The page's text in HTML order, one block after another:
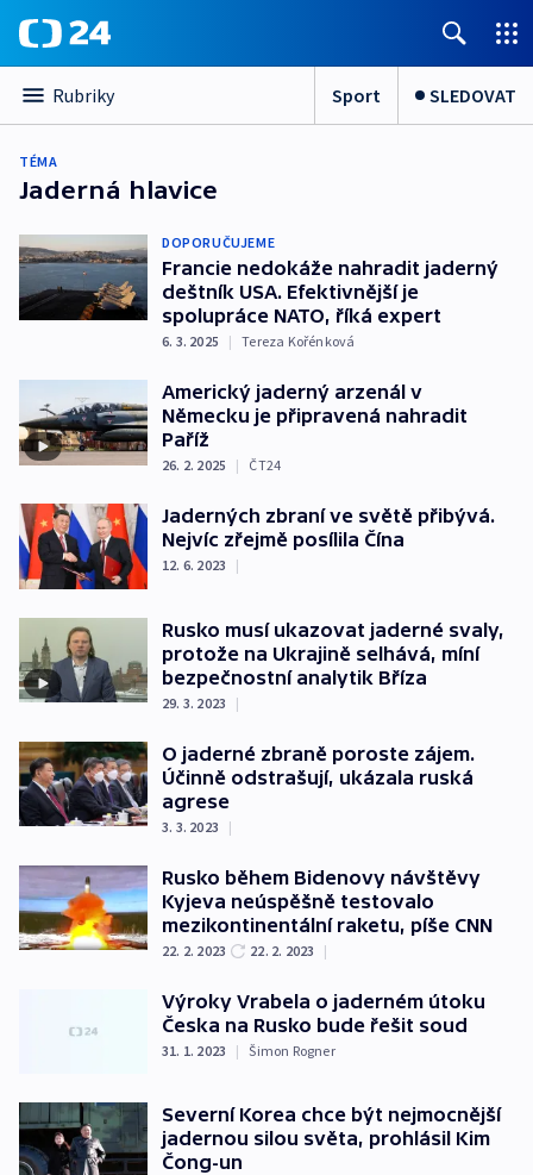
Rubriky Sport SLEDOVAT
TÉMA
Jaderná hlavice
DOPORUČUJEME
Francie nedokáže nahradit jaderný
deštník USA. Efektivnější je
spolupráce NATO, říká expert
6. 3. 2025 | Tereza Kořénková
Americký jaderný arzenál v
Německu je připravená nahradit
Paříž
26. 2. 2025 | ČT24
Jaderných zbraní ve světě přibývá.
Nejvíc zřejmě posílila Čína
12. 6. 2023 |
Rusko musí ukazovat jaderné svaly,
protože na Ukrajině selhává, míní
bezpečnostní analytik Bříza
29. 3. 2023 |
O jaderné zbraně poroste zájem.
Účinně odstrašují, ukázala ruská
agrese
3. 3. 2023 |
Rusko během Bidenovy návštěvy
Kyjeva neúspěšně testovalo
mezikontinentální raketu, píše CNN
22. 2. 2023 22. 2. 2023 |
Výroky Vrabela o jaderném útoku
Česka na Rusko bude řešit soud
31. 1. 2023 | Šimon Rogner
Severní Korea chce být nejmocnější
jadernou silou světa, prohlásil Kim
Čong-un